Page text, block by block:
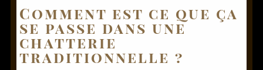
Comment est ce que ça
se passe dans une
chatterie
traditionnelle ?